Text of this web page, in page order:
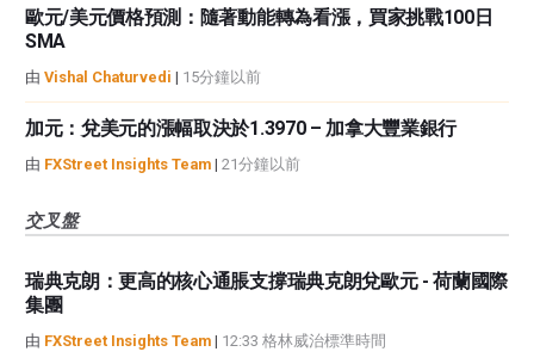
歐元/美元價格預測：隨著動能轉為看漲，買家挑戰100日
SMA
由 Vishal Chaturvedi | 15分鐘以前
加元：兌美元的漲幅取決於1.3970 – 加拿大豐業銀行
由 FXStreet Insights Team | 21分鐘以前
交叉盤
瑞典克朗：更高的核心通脹支撐瑞典克朗兌歐元 - 荷蘭國際
集團
由 FXStreet Insights Team | 12:33 格林威治標準時間